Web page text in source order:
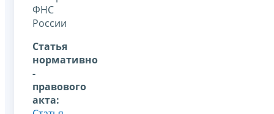
ФНС
России
Статья
нормативно
-
правового
акта: